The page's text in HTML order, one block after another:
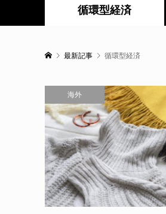
循環型経済
最新記事 循環型経済
海外